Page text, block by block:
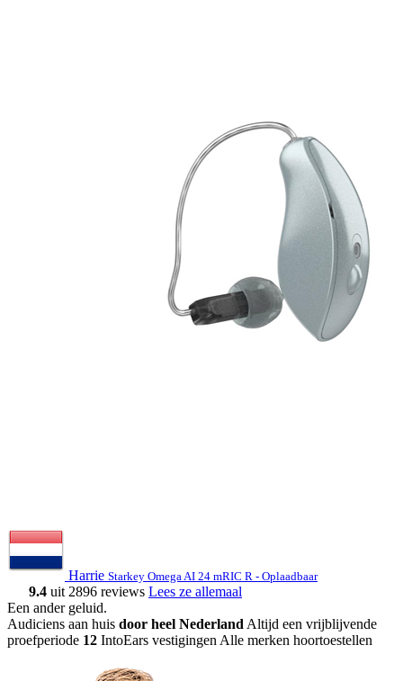
Harrie Starkey Omega AI 24 mRIC R - Oplaadbaar
9.4 uit 2896 reviews Lees ze allemaal
Een ander geluid.
Audiciens aan huis door heel Nederland Altijd een vrijblijvende
proefperiode 12 IntoEars vestigingen Alle merken hoortoestellen